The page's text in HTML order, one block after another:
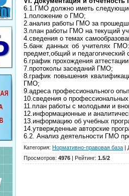
6.1.ГМО должно иметь
1.положение о ГМО;
2.анализ работы ГМО за
3.план работы ГМО на текущий
4.сведения о темах
5.банк данных об учителях ГМО:
предмет,общий и педагогический
6.график прохождения
7.протоколы заседаний ГМО;
8.график повышения
ГМО;
9.адреса профессионального
10.сведения о
11.план работы с молодыми и
12.информационные и
13.информацию об учебных
14.утвержденные авторские
6.2. Анализ деятельности ГМО
Категория: Нормативно-правовая база |
Просмотров: 4976 | Рейтинг: 1.5/2